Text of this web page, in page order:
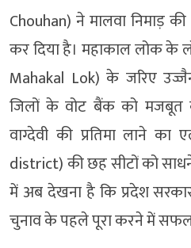
Chouhan) ने मालवा निमाड़
कर दिया है। महाकाल लोक के
Mahakal Lok) के जरिए
जिलों के वोट बैंक को मजबूत
वाग्देवी की प्रतिमा लाने
district) की छह सीटों को
में अब देखना है कि प्रदेश
चुनाव के पहले पूरा करने में सफल